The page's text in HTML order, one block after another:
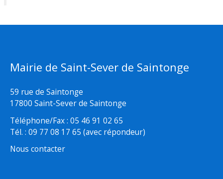
Mairie de Saint-Sever de Saintonge
59 rue de Saintonge
17800 Saint-Sever de Saintonge
Téléphone/Fax : 05 46 91 02 65
Tél. : 09 77 08 17 65 (avec répondeur)
Nous contacter